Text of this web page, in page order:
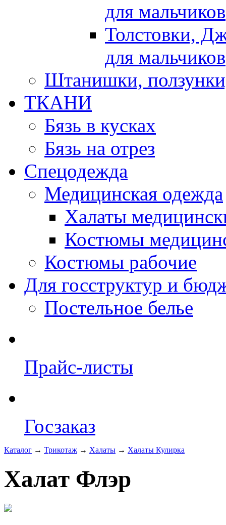
для мальчиков
Толстовки,
для мальчиков
Штанишки,
ТКАНИ
Бязь в кусках
Бязь на отрез
Спецодежда
Медицинская одежда
Халаты
Костюмы
Костюмы рабочие
Для госструктур и
Постельное белье
Прайс-листы
Госзаказ
Каталог → Трикотаж → Халаты → Халаты Кулирка
Халат Флэр